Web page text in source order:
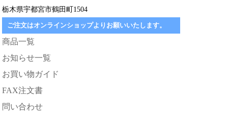
栃木県宇都宮市鶴田町1504
ご注文はオンラインショップよりお願いいたします。
商品一覧
お知らせ一覧
お買い物ガイド
FAX注文書
問い合わせ